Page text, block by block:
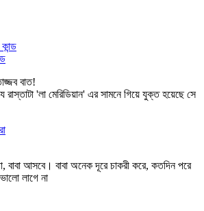
বাত!
রাস্তাটা 'লা মেরিডিয়ান' এর সামনে গিয়ে যুক্ত হয়েছে সে
আসবে। বাবা অনেক দূরে চাকরী করে, কতদিন পরে
লাগে না